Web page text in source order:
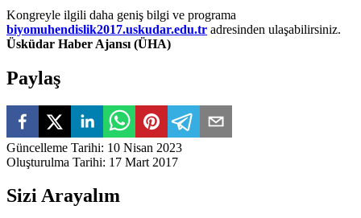
Kongreyle ilgili daha geniş bilgi ve programa
biyomuhendislik2017.uskudar.edu.tr adresinden ulaşabilirsiniz.
Üsküdar Haber Ajansı (ÜHA)
Paylaş
Güncelleme Tarihi: 10 Nisan 2023
Oluşturulma Tarihi: 17 Mart 2017
Sizi Arayalım